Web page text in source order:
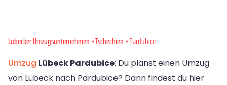
Lübecker Umzugsunternehmen»Tschechien» Pardubice
Umzug Lübeck Pardubice: Du planst einen Umzug
von Lübeck nach Pardubice? Dann findest du hier